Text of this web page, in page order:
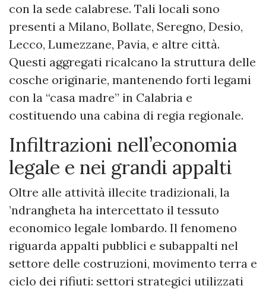
con la sede calabrese. Tali locali sono
presenti a Milano, Bollate, Seregno, Desio,
Lecco, Lumezzane, Pavia, e altre città.
Questi aggregati ricalcano la struttura delle
cosche originarie, mantenendo forti legami
con la “casa madre” in Calabria e
costituendo una cabina di regia regionale.
Infiltrazioni nell’economia
legale e nei grandi appalti
Oltre alle attività illecite tradizionali, la
’ndrangheta ha intercettato il tessuto
economico legale lombardo. Il fenomeno
riguarda appalti pubblici e subappalti nel
settore delle costruzioni, movimento terra e
ciclo dei rifiuti: settori strategici utilizzati